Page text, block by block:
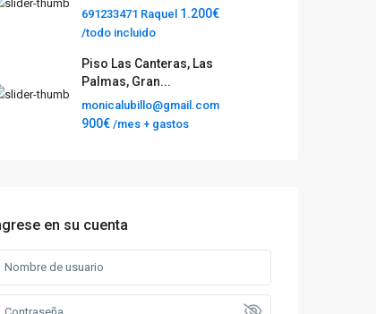
691233471 Raquel 1.200€
/todo incluido
Piso Las Canteras, Las
Palmas, Gran...
monicalubillo@gmail.com
900€ /mes + gastos
en su cuenta